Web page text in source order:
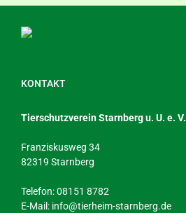
KONTAKT
Tierschutzverein Starnberg u. U. e. V.
Franziskusweg 34
82319 Starnberg
Telefon: 08151 8782
E-Mail: info@tierheim-starnberg.de